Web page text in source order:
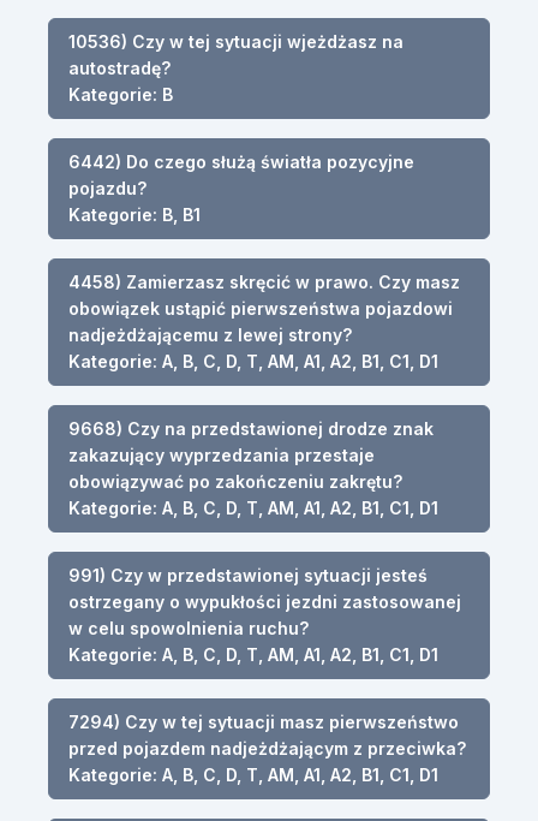
10536) Czy w tej sytuacji wjeżdżasz na
autostradę?
Kategorie: B
6442) Do czego służą światła pozycyjne
pojazdu?
Kategorie: B, B1
4458) Zamierzasz skręcić w prawo. Czy masz
obowiązek ustąpić pierwszeństwa pojazdowi
nadjeżdżającemu z lewej strony?
Kategorie: A, B, C, D, T, AM, A1, A2, B1, C1, D1
9668) Czy na przedstawionej drodze znak
zakazujący wyprzedzania przestaje
obowiązywać po zakończeniu zakrętu?
Kategorie: A, B, C, D, T, AM, A1, A2, B1, C1, D1
991) Czy w przedstawionej sytuacji jesteś
ostrzegany o wypukłości jezdni zastosowanej
w celu spowolnienia ruchu?
Kategorie: A, B, C, D, T, AM, A1, A2, B1, C1, D1
7294) Czy w tej sytuacji masz pierwszeństwo
przed pojazdem nadjeżdżającym z przeciwka?
Kategorie: A, B, C, D, T, AM, A1, A2, B1, C1, D1